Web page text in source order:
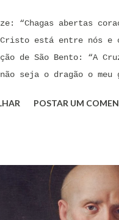
“Chagas abertas
Cristo está entre nós
de São Bento: “A
seja o dragão o
bebe tu mesmo o
com fé e
satã, confunda-te o
Ave Maria cheia de
POSTAR UM